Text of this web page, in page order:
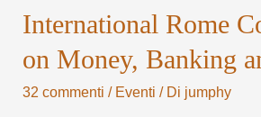
International Rome
on Money, Banking
32 commenti / Eventi / Di jumphy